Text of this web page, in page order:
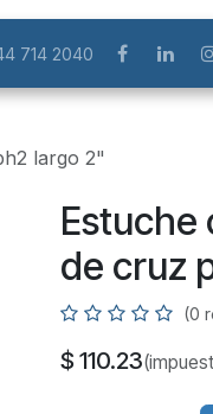
714 2040
largo 2"
Estuche
de cruz
(0
$ 110.23